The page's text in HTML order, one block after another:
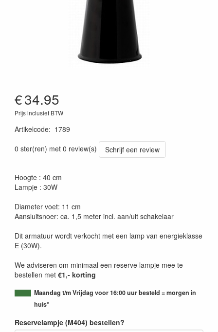
€34.95
Prijs inclusief BTW
Artikelcode: 1789
0 ster(ren) met 0 review(s)
Schrijf een review
Hoogte : 40 cm
Lampje : 30W
Diameter voet: 11 cm
Aansluitsnoer: ca. 1,5 meter incl. aan/uit schakelaar
Dit armatuur wordt verkocht met een lamp van energieklasse
E (30W).
We adviseren om minimaal een reserve lampje mee te
bestellen met €1,- korting
Maandag t/m Vrijdag voor 16:00 uur besteld = morgen in
huis*
Reservelampje (M404) bestellen?